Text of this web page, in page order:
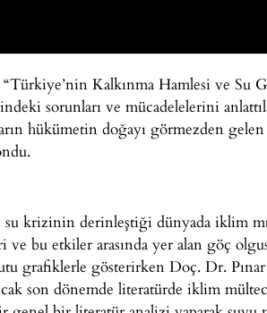
Kalkınma Hamlesi ve Su
sorunları ve mücadelelerini
hükümetin doğayı görmezden
krizinin derinleştiği dünyada iklim
ve bu etkiler arasında yer alan göç
grafiklerle gösterirken Doç. Dr.
son dönemde literatürde iklim